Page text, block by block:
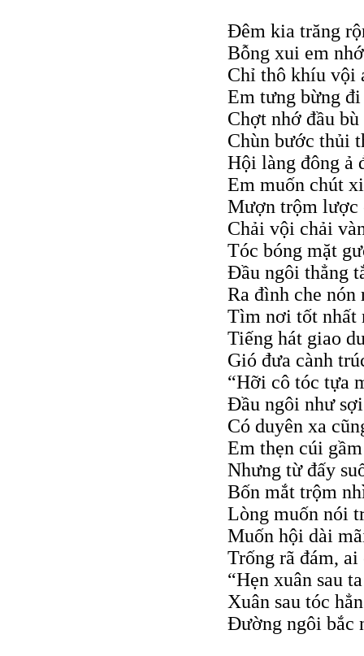
Đêm kia trăng
Bỗng xui em
Chỉ thô khíu vội
Em tưng bừng
Chợt nhớ đầu
Chùn bước thủi
Hội làng đông ả
Em muốn chút
Mượn trộm lược
Chải vội chải
Tóc bóng mặt
Đầu ngôi thẳng
Ra đình che nón
Tìm nơi tốt nhất
Tiếng hát giao
Gió đưa cành
“Hỡi cô tóc tựa
Đầu ngôi như
Có duyên xa
Em thẹn cúi
Nhưng từ đấy
Bốn mắt trộm
Lòng muốn nói
Muốn hội dài
Trống rã đám,
“Hẹn xuân sau
Xuân sau tóc
Đường ngôi bắc